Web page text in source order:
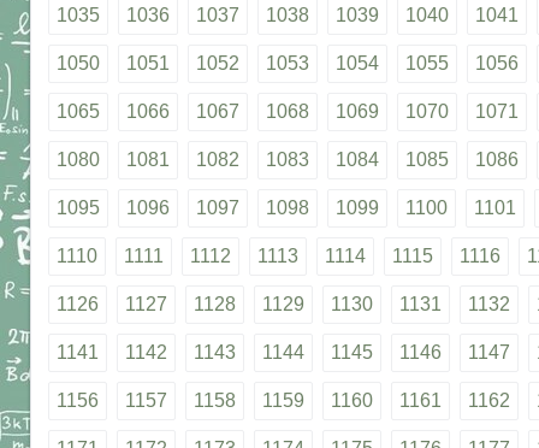
1035 1036 1037 1038 1039 1040 1041
1050 1051 1052 1053 1054 1055 1056
1065 1066 1067 1068 1069 1070 1071
1080 1081 1082 1083 1084 1085 1086
1095 1096 1097 1098 1099 1100 1101
1110 1111 1112 1113 1114 1115 1116
1126 1127 1128 1129 1130 1131 1132
1141 1142 1143 1144 1145 1146 1147
1156 1157 1158 1159 1160 1161 1162